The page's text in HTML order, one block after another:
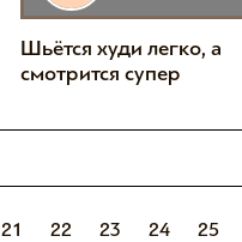
Шьётся худи легко, а
смотрится супер
21 22 23 24 25